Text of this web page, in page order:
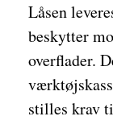
Låsen
beskytter
overflader.
stilles krav